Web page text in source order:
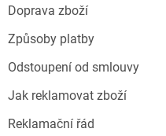
Doprava zboží
Způsoby platby
Odstoupení od smlouvy
Jak reklamovat zboží
Reklamační řád